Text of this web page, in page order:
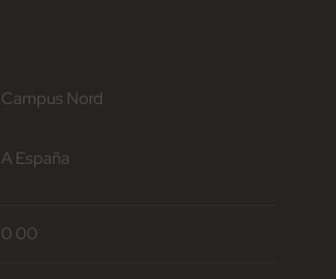
Nord
España
00